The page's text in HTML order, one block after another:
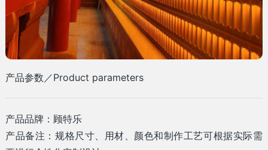
产品参数／Product parameters
产品品牌：顾特乐
产品备注：规格尺寸、用材、颜色和制作工艺可根据实际需